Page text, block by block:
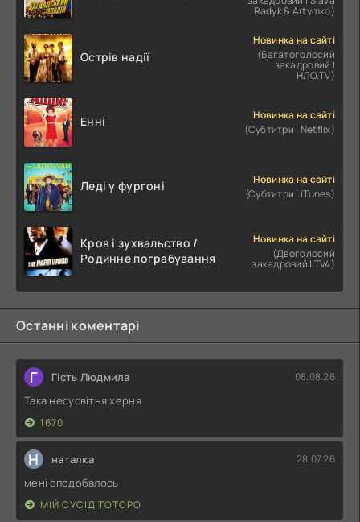
Radyk & Artymko)
Острів надії
Новинка на сайті
(Багатоголосий
закадровий |
НЛО.TV)
Енні
Новинка на сайті
(Субтитри | Netflix)
Леді у фургоні
Новинка на сайті
(Субтитри | iTunes)
Кров і зухвальство /
Родинне пограбування
Новинка на сайті
(Двоголосий
закадровий | TV4)
Останні коментарі
Г Гість Людмила 08.08.26
Така несусвітня херня
1670
Н наталка 28.07.26
мені сподобалось
МІЙ СУСІД ТОТОРО